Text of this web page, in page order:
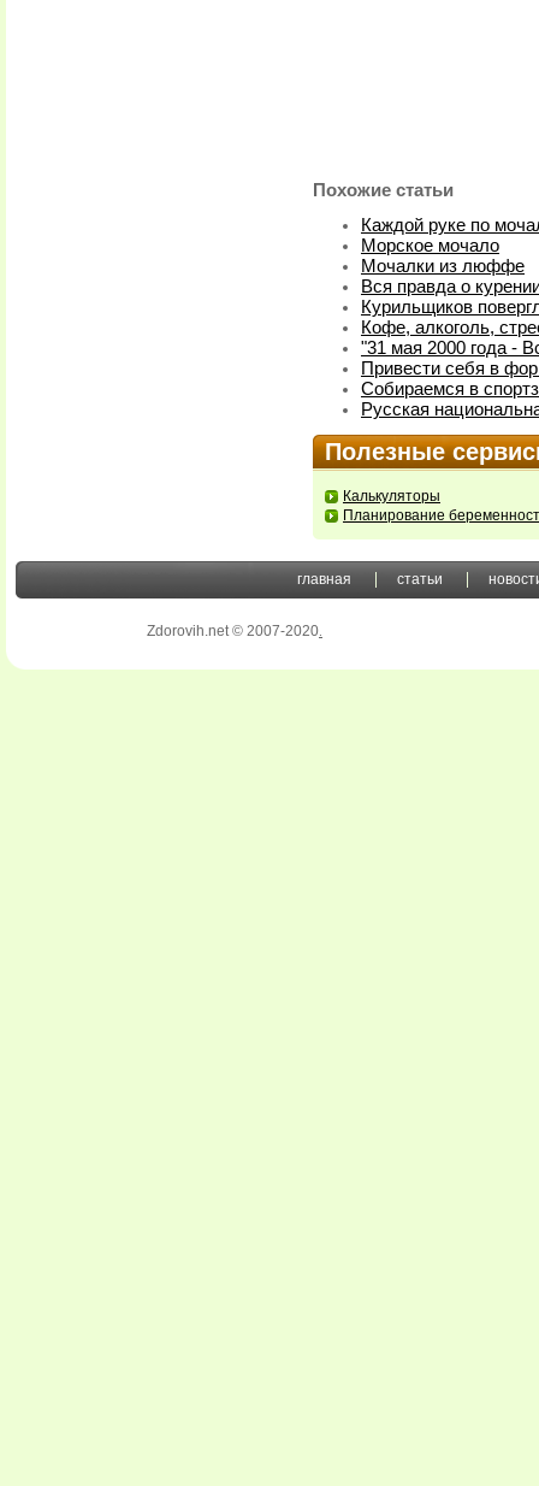
Похожие статьи
Каждой руке по
Морское мочало
Мочалки из люффе
Вся правда о
Курильщиков
Кофе, алкоголь,
"31 мая 2000 года -
Привести себя в
Собираемся в
Русская
Полезные
Калькуляторы
Планирование
главная статьи
Zdorovih.net © 2007-2020